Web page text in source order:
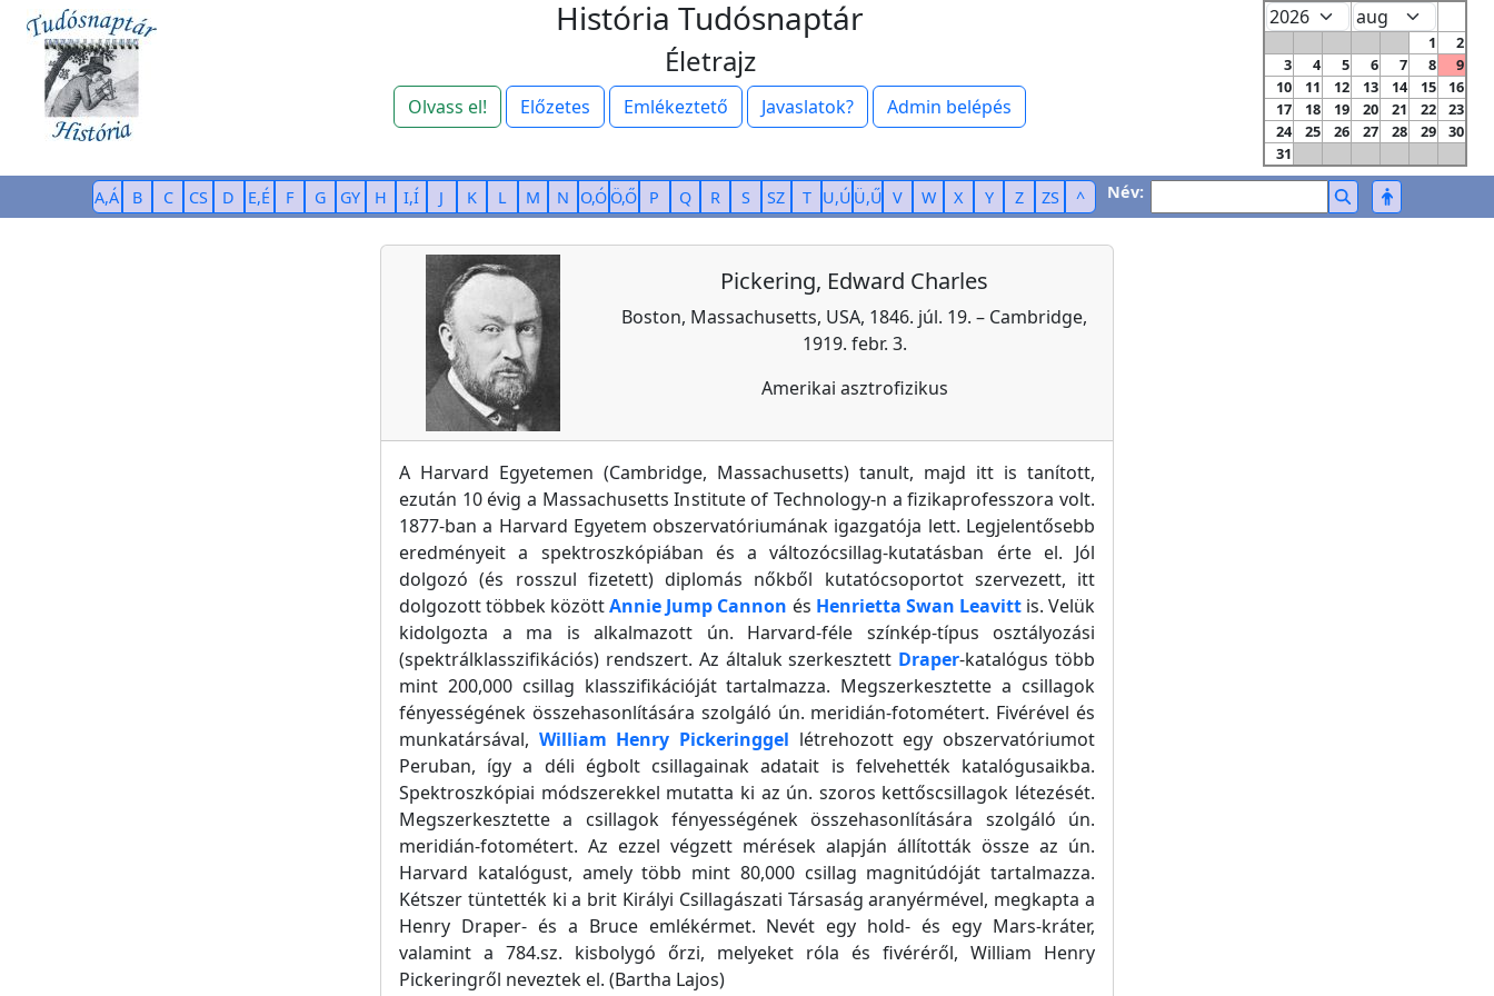
História Tudósnaptár
Életrajz
Olvass el! Előzetes Emlékeztető Javaslatok? Admin belépés
1
2
3
4 5 6 7 8
9
10
11 12 13 14 15
16
17
18 19 20 21 22
23
24
25 26 27 28 29
30
31
A,Á B C CS D E,É F G GY H I,Í J K L M N O,Ó Ö,Ő P Q R S SZ T U,Ú Ü,Ű V W X Y Z ZS ^ Név:
Pickering, Edward Charles
Boston, Massachusetts, USA, 1846. júl. 19. – Cambridge,
1919. febr. 3.
Amerikai asztrofizikus
A Harvard Egyetemen (Cambridge, Massachusetts) tanult, majd itt is tanított,
ezután 10 évig a Massachusetts Institute of Technology-n a fizikaprofesszora volt.
1877-ban a Harvard Egyetem obszervatóriumának igazgatója lett. Legjelentősebb
eredményeit a spektroszkópiában és a változócsillag-kutatásban érte el. Jól
dolgozó (és rosszul fizetett) diplomás nőkből kutatócsoportot szervezett, itt
dolgozott többek közöttAnnie Jump Cannon és Henrietta Swan Leavittis. Velük
kidolgozta a ma is alkalmazott ún. Harvard-féle színkép-típus osztályozási
(spektrálklasszifikációs) rendszert. Az általuk szerkesztett Draper-katalógus több
mint 200,000 csillag klasszifikációját tartalmazza. Megszerkesztette a csillagok
fényességének összehasonlítására szolgáló ún. meridián-fotométert. Fivérével és
munkatársával, William Henry Pickeringgel létrehozott egy obszervatóriumot
Peruban, így a déli égbolt csillagainak adatait is felvehették katalógusaikba.
Spektroszkópiai módszerekkel mutatta ki az ún. szoros kettőscsillagok létezését.
Megszerkesztette a csillagok fényességének összehasonlítására szolgáló ún.
meridián-fotométert. Az ezzel végzett mérések alapján állították össze az ún.
Harvard katalógust, amely több mint 80,000 csillag magnitúdóját tartalmazza.
Kétszer tüntették ki a brit Királyi Csillagászati Társaság aranyérmével, megkapta a
Henry Draper- és a Bruce emlékérmet. Nevét egy hold- és egy Mars-kráter,
valamint a 784.sz. kisbolygó őrzi, melyeket róla és fivéréről, William Henry
Pickeringről neveztek el. (Bartha Lajos)